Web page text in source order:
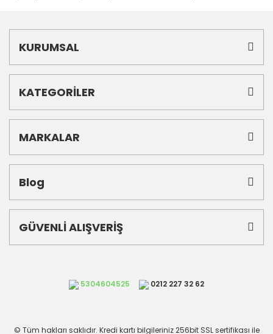
KURUMSAL
KATEGORİLER
MARKALAR
Blog
GÜVENLİ ALIŞVERİŞ
5304604525 0212 227 32 62
© Tüm hakları saklıdır. Kredi kartı bilgileriniz 256bit SSL sertifikası ile